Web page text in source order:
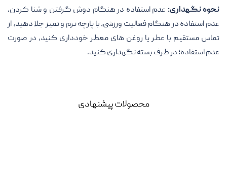
نحوه نگهداری: عدم استفاده در هنگام دوش گرفتن و شنا کردن،
عدم استفاده در هنگام فعالیت ورزشی، با پارچه نرم و تمیز جلا دهید، از
تماس مستقیم با عطر یا روغن های معطر خودداری کنید، در صورت
عدم استفاده؛ در ظرف بسته نگهداری کنید.
محصولات پیشنهادی